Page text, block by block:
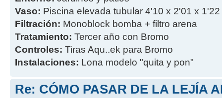
Vaso: Piscina elevada tubular 4'10 x 2'01 x
Filtración: Monoblock bomba + filtro arena
Tratamiento: Tercer año con Bromo
Controles: Tiras Aqu..ek para Bromo
Instalaciones: Lona modelo "quita y pon"
Re: CÓMO PASAR DE LA LEJÍA